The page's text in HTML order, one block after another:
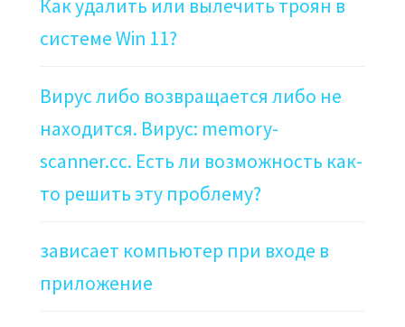
Как удалить или вылечить троян в
системе Win 11?
Вирус либо возвращается либо не
находится. Вирус: memory-
scanner.cc. Есть ли возможность как-
то решить эту проблему?
зависает компьютер при входе в
приложение